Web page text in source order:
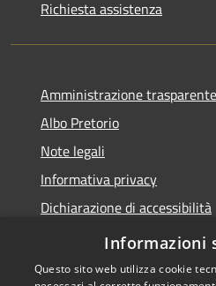
Richiesta assistenza
Amministrazione trasparente
Albo Pretorio
Note legali
Informativa privacy
Dichiarazione di accessibilità
Obiettivi di accessibilità
Informazioni
Questo sito web utilizza cookie